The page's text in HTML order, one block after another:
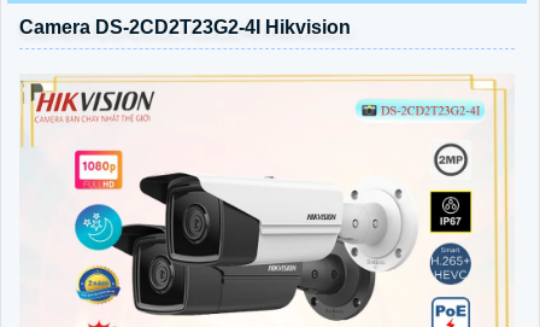
Camera DS-2CD2T23G2-4I Hikvision